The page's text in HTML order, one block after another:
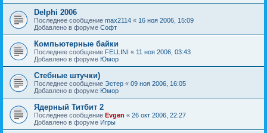
Delphi 2006
Последнее сообщение max2114 « 16 ноя 2006, 15:09
Добавлено в форуме Софт
Компьютерные байки
Последнее сообщение FELLINI « 11 ноя 2006, 03:43
Добавлено в форуме Юмор
Стебные штучки)
Последнее сообщение Эстер « 09 ноя 2006, 16:05
Добавлено в форуме Юмор
Ядерный Титбит 2
Последнее сообщение Evgen « 26 окт 2006, 22:27
Добавлено в форуме Игры